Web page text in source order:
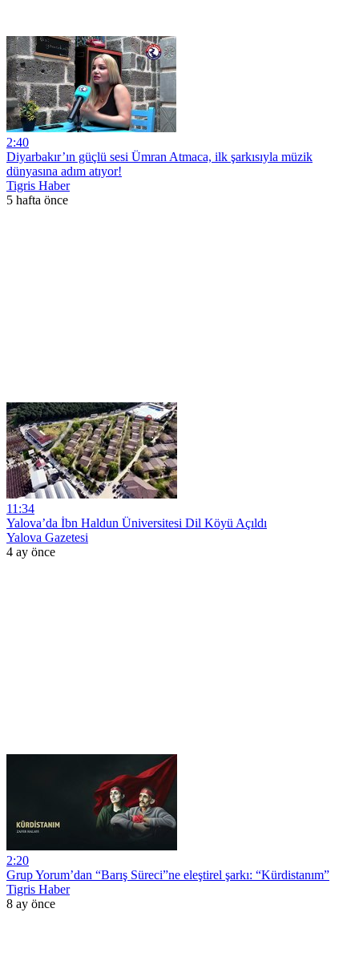
2:40
Diyarbakır’ın güçlü sesi Ümran Atmaca, ilk şarkısıyla müzik
dünyasına adım atıyor!
Tigris Haber
5 hafta önce
11:34
Yalova’da İbn Haldun Üniversitesi Dil Köyü Açıldı
Yalova Gazetesi
4 ay önce
2:20
Grup Yorum’dan “Barış Süreci”ne eleştirel şarkı: “Kürdistanım”
Tigris Haber
8 ay önce